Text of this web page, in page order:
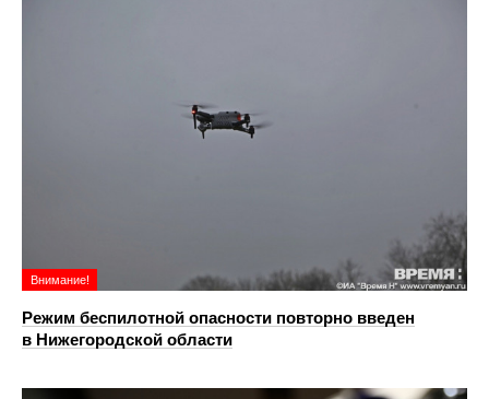
Внимание!
Режим беспилотной опасности повторно введен
в Нижегородской области